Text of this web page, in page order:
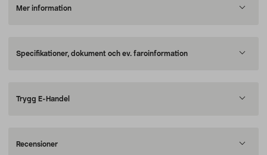
Mer information
Specifikationer, dokument och ev. faroinformation
Trygg E-Handel
Recensioner